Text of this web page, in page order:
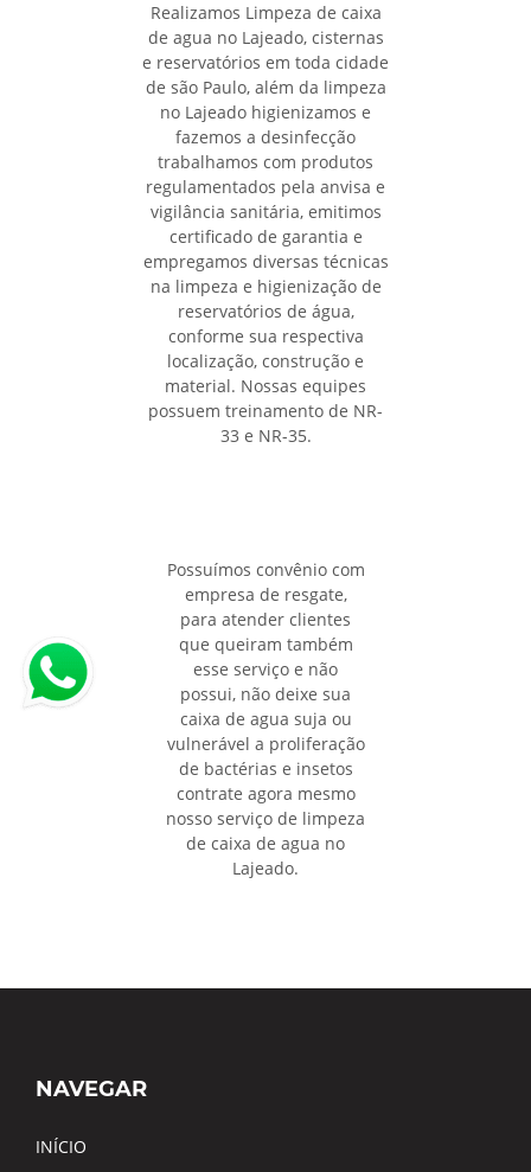
Realizamos Limpeza de caixa
de agua no Lajeado, cisternas
e reservatórios em toda cidade
de são Paulo, além da limpeza
no Lajeado higienizamos e
fazemos a desinfecção
trabalhamos com produtos
regulamentados pela anvisa e
vigilância sanitária, emitimos
certificado de garantia e
empregamos diversas técnicas
na limpeza e higienização de
reservatórios de água,
conforme sua respectiva
localização, construção e
material. Nossas equipes
possuem treinamento de NR-
33 e NR-35.
Possuímos convênio com
empresa de resgate,
para atender clientes
que queiram também
esse serviço e não
possui, não deixe sua
caixa de agua suja ou
vulnerável a proliferação
de bactérias e insetos
contrate agora mesmo
nosso serviço de limpeza
de caixa de agua no
Lajeado.
NAVEGAR
INÍCIO